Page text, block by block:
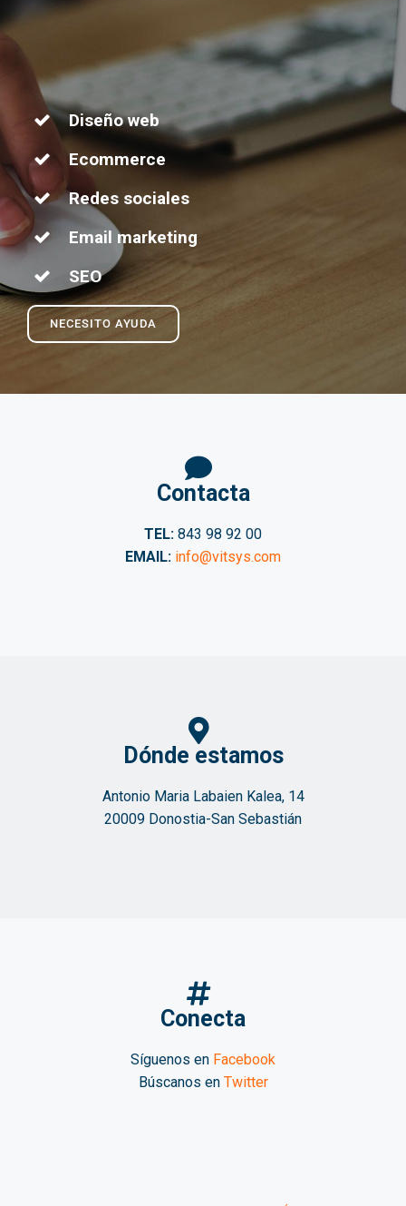
Diseño web
Ecommerce
Redes sociales
Email marketing
SEO
NECESITO AYUDA
Contacta
TEL: 843 98 92 00
EMAIL: info@vitsys.com
Dónde estamos
Antonio Maria Labaien Kalea, 14
20009 Donostia-San Sebastián
Conecta
Síguenos en Facebook
Búscanos en Twitter